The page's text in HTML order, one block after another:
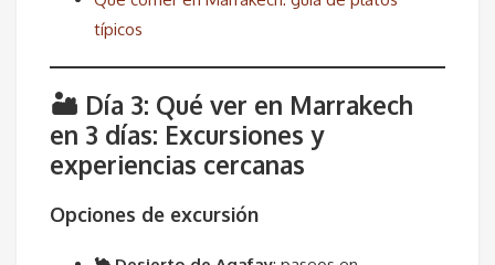
típicos
🏜 Día 3: Qué ver en Marrakech
en 3 días: Excursiones y
experiencias cercanas
Opciones de excursión